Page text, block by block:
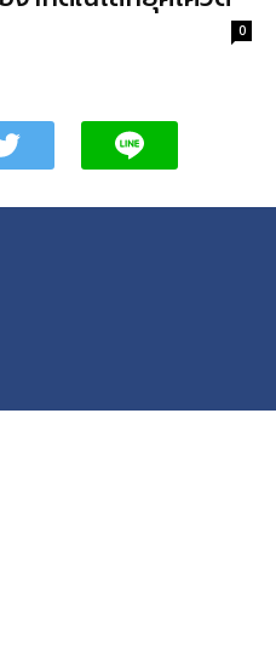
0